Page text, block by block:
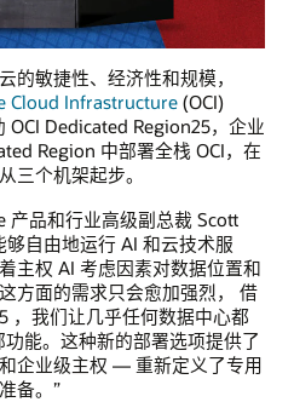
的敏捷性、经济性和规模，
Cloud Infrastructure (OCI)
OCI Dedicated Region25，企业
Region 中部署全栈 OCI，在
三个机架起步。
品和行业高级副总裁 Scott
自由地运行 AI 和云技术服
主权 AI 考虑因素对数据位置和
方面的需求只会愈加强烈， 借
，我们让几乎任何数据中心都
能。这种新的部署选项提供了
企业级主权 — 重新定义了专用
备。”